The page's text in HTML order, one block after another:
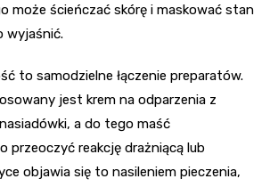
może ścieńczać skórę i maskować stan
wyjaśnić.
to samodzielne łączenie preparatów.
jest krem na odparzenia z
a do tego maść
przeoczyć reakcję drażniącą lub
objawia się to nasileniem pieczenia,